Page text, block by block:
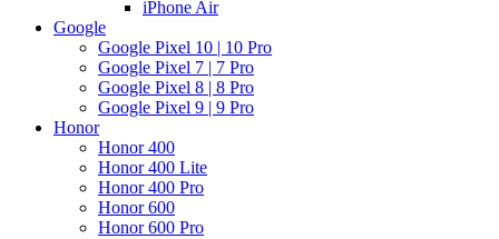
iPhone Air
Google
Google Pixel 10 | 10 Pro
Google Pixel 7 | 7 Pro
Google Pixel 8 | 8 Pro
Google Pixel 9 | 9 Pro
Honor
Honor 400
Honor 400 Lite
Honor 400 Pro
Honor 600
Honor 600 Pro